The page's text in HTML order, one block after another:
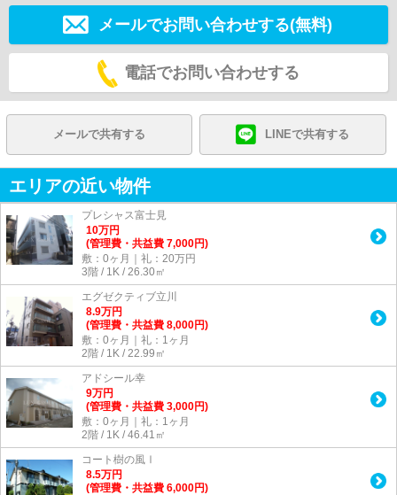
メールでお問い合わせする(無料)
電話でお問い合わせする
メールで共有する LINEで共有する
エリアの近い物件
プレシャス富士見
10万円
(管理費・共益費 7,000円)
敷：0ヶ月｜礼：20万円
3階 / 1K / 26.30㎡
エグゼクティブ立川
8.9万円
(管理費・共益費 8,000円)
敷：0ヶ月｜礼：1ヶ月
2階 / 1K / 22.99㎡
アドシール幸
9万円
(管理費・共益費 3,000円)
敷：0ヶ月｜礼：1ヶ月
2階 / 1K / 46.41㎡
コート樹の風Ⅰ
8.5万円
(管理費・共益費 6,000円)